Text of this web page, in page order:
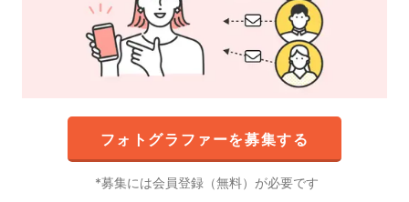
フォトグラファーを募集する
募集には会員登録（無料）が必要です